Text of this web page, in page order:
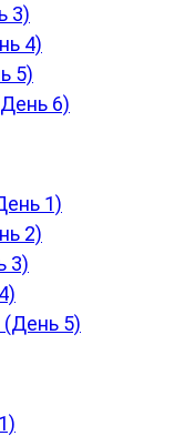
3)
4)
5)
6)
1)
2)
3)
(День 5)